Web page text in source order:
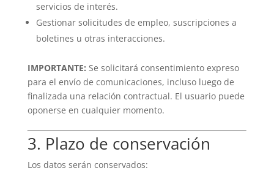
servicios de interés.
Gestionar solicitudes de empleo, suscripciones a
boletines u otras interacciones.
IMPORTANTE: Se solicitará consentimiento expreso
para el envío de comunicaciones, incluso luego de
finalizada una relación contractual. El usuario puede
oponerse en cualquier momento.
3. Plazo de conservación
Los datos serán conservados: